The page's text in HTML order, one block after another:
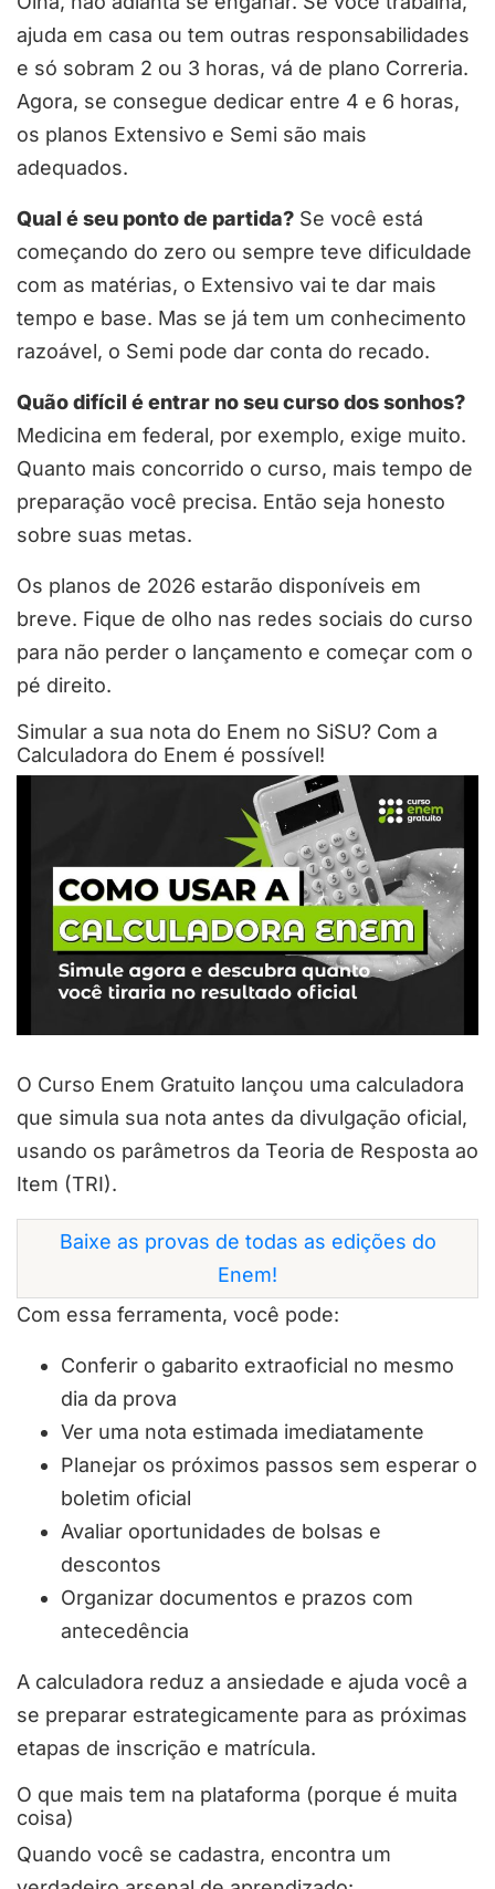
ajuda em casa ou tem outras responsabilidades
e só sobram 2 ou 3 horas, vá de plano Correria.
Agora, se consegue dedicar entre 4 e 6 horas,
os planos Extensivo e Semi são mais
adequados.
Qual é seu ponto de partida? Se você está
começando do zero ou sempre teve dificuldade
com as matérias, o Extensivo vai te dar mais
tempo e base. Mas se já tem um conhecimento
razoável, o Semi pode dar conta do recado.
Quão difícil é entrar no seu curso dos sonhos?
Medicina em federal, por exemplo, exige muito.
Quanto mais concorrido o curso, mais tempo de
preparação você precisa. Então seja honesto
sobre suas metas.
Os planos de 2026 estarão disponíveis em
breve. Fique de olho nas redes sociais do curso
para não perder o lançamento e começar com o
pé direito.
Simular a sua nota do Enem no SiSU? Com a
Calculadora do Enem é possível!
O Curso Enem Gratuito lançou uma calculadora
que simula sua nota antes da divulgação oficial,
usando os parâmetros da Teoria de Resposta ao
Item (TRI).
Baixe as provas de todas as edições do
Enem!
Com essa ferramenta, você pode:
Conferir o gabarito extraoficial no mesmo
dia da prova
Ver uma nota estimada imediatamente
Planejar os próximos passos sem esperar o
boletim oficial
Avaliar oportunidades de bolsas e
descontos
Organizar documentos e prazos com
antecedência
A calculadora reduz a ansiedade e ajuda você a
se preparar estrategicamente para as próximas
etapas de inscrição e matrícula.
O que mais tem na plataforma (porque é muita
coisa)
Quando você se cadastra, encontra um